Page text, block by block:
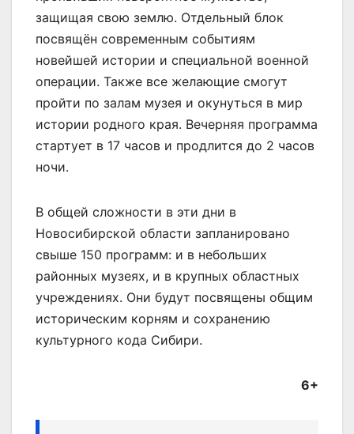
защищая свою землю. Отдельный блок
посвящён современным событиям
новейшей истории и специальной военной
операции. Также все желающие смогут
пройти по залам музея и окунуться в мир
истории родного края. Вечерняя программа
стартует в 17 часов и продлится до 2 часов
ночи.
В общей сложности в эти дни в
Новосибирской области запланировано
свыше 150 программ: и в небольших
районных музеях, и в крупных областных
учреждениях. Они будут посвящены общим
историческим корням и сохранению
культурного кода Сибири.
6+